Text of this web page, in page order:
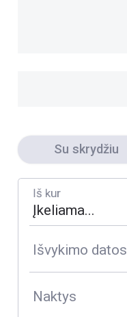
Su skrydžiu
Iš kur
Išvykimo datos
Naktys